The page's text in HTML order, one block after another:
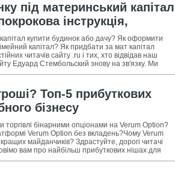
під материнський капітал
інструкція,
+ поради, як уникнути
житла під мат капітал
купити будинок або дачу? Як оформити
капітал? Як придбати за мат капітал
читачів сайту .ru і тих, хто відвідав наш
Едуард Стембольский знову на зв'язку. Ми
Топ-5 прибуткових
бізнесу
бінарними опціонами на Verum Option?
Verum Option без вкладень?Чому Verum
майданчиків? Здрастуйте, дорогі читачі
вам про найбільш прибуткових нішах для